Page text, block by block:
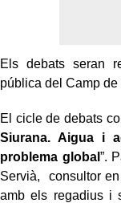
Els debats seran
pública del Camp de
El cicle de debats
Siurana. Aigua i
problema global ”.
Servià,
consultor
amb els regadius i